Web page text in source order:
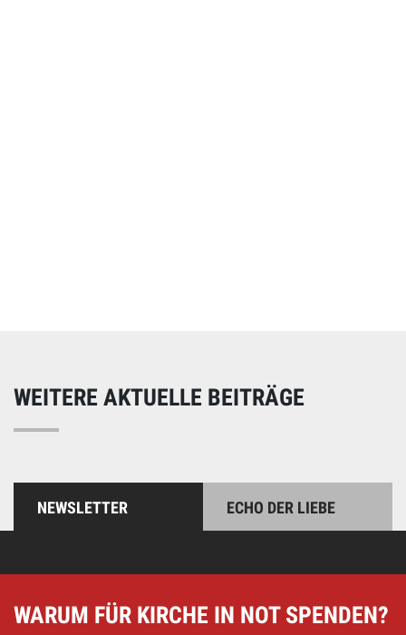
WEITERE AKTUELLE BEITRÄGE
NEWSLETTER ECHO DER LIEBE
WARUM FÜR KIRCHE IN NOT SPENDEN?